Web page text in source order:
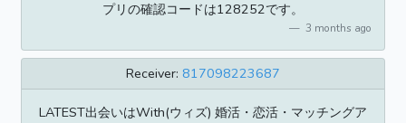
プリの確認コードは128252です。
3 months ago
Receiver: 817098223687
LATEST出会いはWith(ウィズ) 婚活・恋活・マッチングア